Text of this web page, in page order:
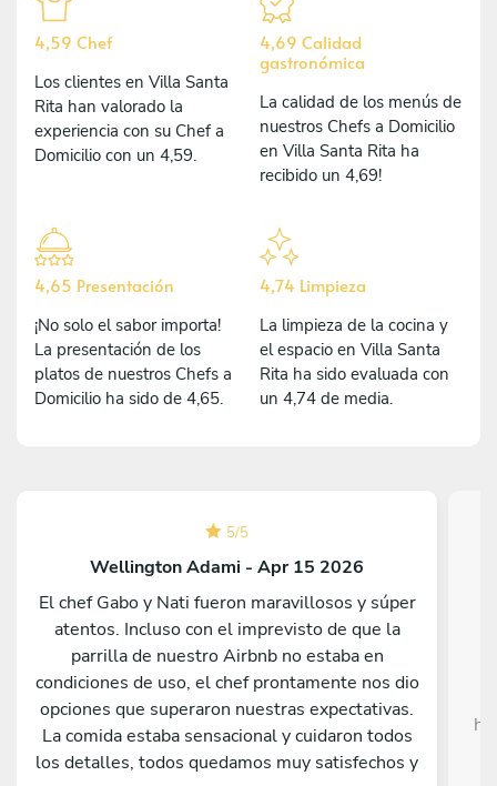
4,59 Chef
Los clientes en Villa Santa
Rita han valorado la
experiencia con su Chef a
Domicilio con un 4,59.
4,69 Calidad
gastronómica
La calidad de los menús de
nuestros Chefs a Domicilio
en Villa Santa Rita ha
recibido un 4,69!
4,65 Presentación
¡No solo el sabor importa!
La presentación de los
platos de nuestros Chefs a
Domicilio ha sido de 4,65.
4,74 Limpieza
La limpieza de la cocina y
el espacio en Villa Santa
Rita ha sido evaluada con
un 4,74 de media.
5/5
Wellington Adami - Apr 15 2026
El chef Gabo y Nati fueron maravillosos y súper
atentos. Incluso con el imprevisto de que la
parrilla de nuestro Airbnb no estaba en
condiciones de uso, el chef prontamente nos dio
opciones que superaron nuestras expectativas.
La comida estaba sensacional y cuidaron todos
los detalles, todos quedamos muy satisfechos y